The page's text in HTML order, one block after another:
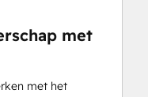
met
met het